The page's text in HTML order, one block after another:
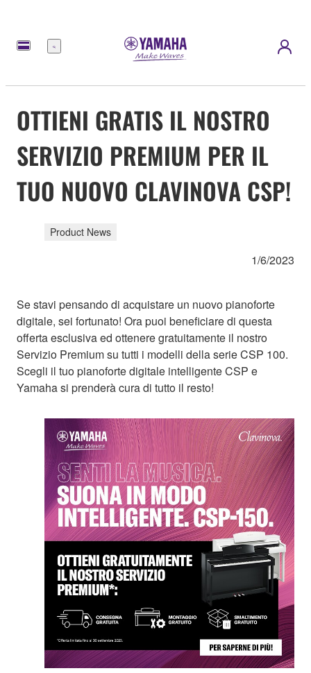
Menu
OTTIENI GRATIS IL NOSTRO
SERVIZIO PREMIUM PER IL
TUO NUOVO CLAVINOVA CSP!
Product News
1/6/2023
Se stavi pensando di acquistare un nuovo pianoforte
digitale, sei fortunato! Ora puoi beneficiare di questa
offerta esclusiva ed ottenere gratuitamente il nostro
Servizio Premium su tutti i modelli della serie CSP 100.
Scegli il tuo pianoforte digitale intelligente CSP e
Yamaha si prenderà cura di tutto il resto!